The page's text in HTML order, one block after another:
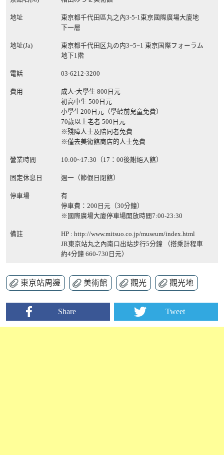
地址
東京都千代田區丸之內3-5-1東京國際廣場大廈地
下一層
地址(Ja)
東京都千代田区丸の内3−5−1 東京国際フォーラム
地下1階
電話 03-6212-3200
費用
成人·大學生 800日元
初高中生 500日元
小學生200日元（學齡前兒童免費）
70歲以上老者 500日元
※殘障人士及陪同者免費
※僅去美術館商店的人士免費
營業時間 10:00~17:30（17：00後謝絕入館）
固定休息日 週一（節假日閉館）
停車場
有
停車費：200日元（30分鐘）
※國際廣場大廈停車場開放時間7:00-23:30
備註 HP : http://www.mitsuo.co.jp/museum/index.html
JR東京站丸之內南口出站步行5分鐘 （搭乘計程車
約4分鐘 660-730日元）
東京站周邊 美術館 觀光 觀光地
Share Tweet